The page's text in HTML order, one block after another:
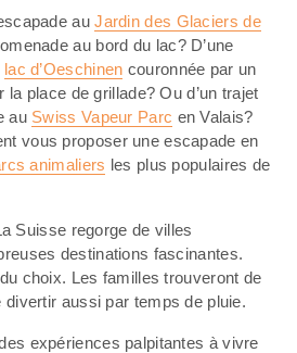
auJardin des Glaciers de
au bord du lac? D’une
lac d’Oeschinen couronnée par un
place de grillade? Ou d’un trajet
au Swiss Vapeur Parc en Valais?
vous proposer une escapade en
animaliers les plus populaires de
Suisse regorge de villes
destinations fascinantes.
choix. Les familles trouveront de
aussi par temps de pluie.
expériences palpitantes à vivre